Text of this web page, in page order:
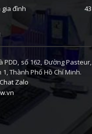
đình
43
PDD, số 162, Đường Pasteur,
Thành Phố Hồ Chí Minh.
Chat Zalo